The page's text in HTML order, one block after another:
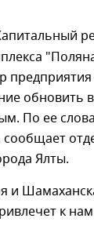
обновить
По ее
Ялты.
и
к